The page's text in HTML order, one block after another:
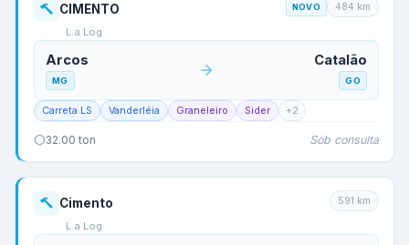
CIMENTO
L.a Log
NOVO 484 km
Arcos
MG
Catalão
GO
Carreta LS Vanderléia Graneleiro Sider +2
32.00 ton Sob consulta
Cimento
L.a Log
591 km